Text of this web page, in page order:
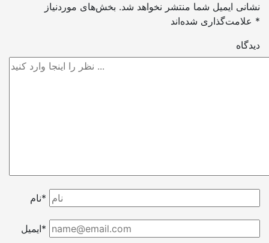
نشانی ایمیل شما منتشر نخواهد شد. بخش‌های موردنیاز
*
دیدگاه
نام*
ایمیل*